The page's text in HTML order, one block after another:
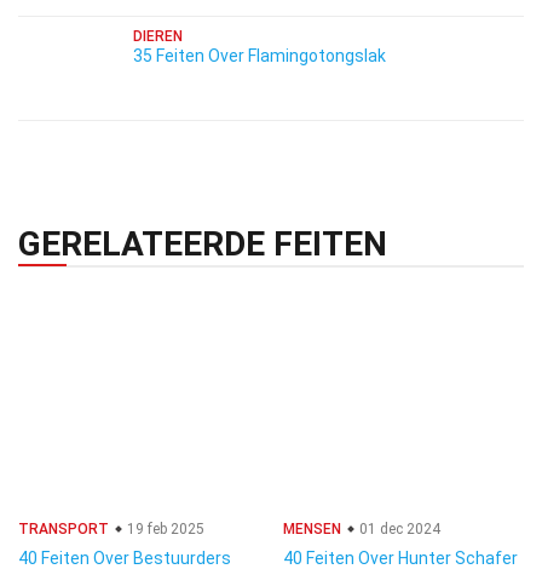
DIEREN
35 Feiten Over Flamingotongslak
GERELATEERDE FEITEN
TRANSPORT 19 feb 2025
40 Feiten Over Bestuurders
MENSEN 01 dec 2024
40 Feiten Over Hunter Schafer